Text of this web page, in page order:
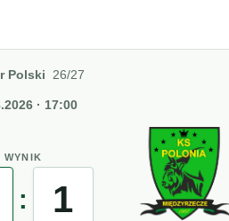
Polski 26/27
· 17:00
WYNIK
: 1